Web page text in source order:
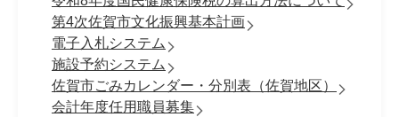
第4次佐賀市文化振興基本計画
電子入札システム
施設予約システム
佐賀市ごみカレンダー・分別表（佐賀地区）
会計年度任用職員募集